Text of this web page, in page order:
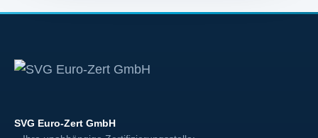
SVG Euro-Zert GmbH